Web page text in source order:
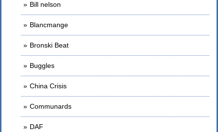
Bill nelson
Blancmange
Bronski Beat
Buggles
China Crisis
Communards
DAF